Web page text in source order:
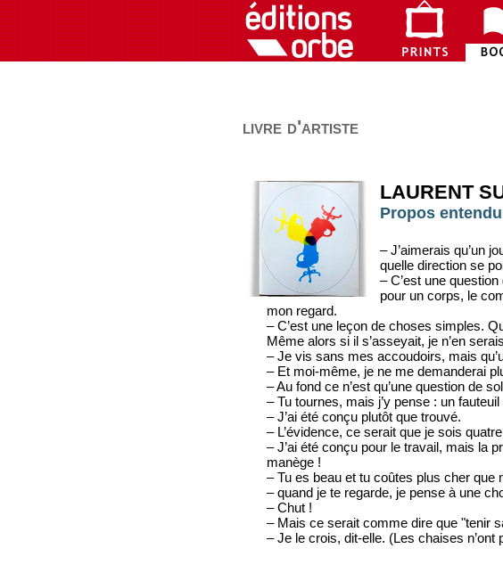
livre d'artiste
LAURENT
Propos
– J’aimerais qu’un
quelle direction se
– C’est une
pour un corps, le
mon regard.
– C’est une leçon de choses simples.
Même alors si il s’asseyait, je n’en
– Je vis sans mes accoudoirs, mais
– Et moi-même, je ne me demanderai
– Au fond ce n’est qu’une question de
– Tu tournes, mais j’y pense : un
– J’ai été conçu plutôt que trouvé.
– L’évidence, ce serait que je sois
– J’ai été conçu pour le travail, mais la
manège !
– Tu es beau et tu coûtes plus cher que
– quand je te regarde, je pense à une
– Chut !
– Mais ce serait comme dire que "tenir
– Je le crois, dit-elle. (Les chaises n’ont